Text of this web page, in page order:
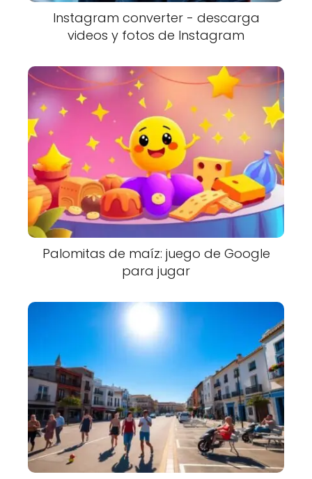
Instagram converter - descarga
videos y fotos de Instagram
Palomitas de maíz: juego de Google
para jugar